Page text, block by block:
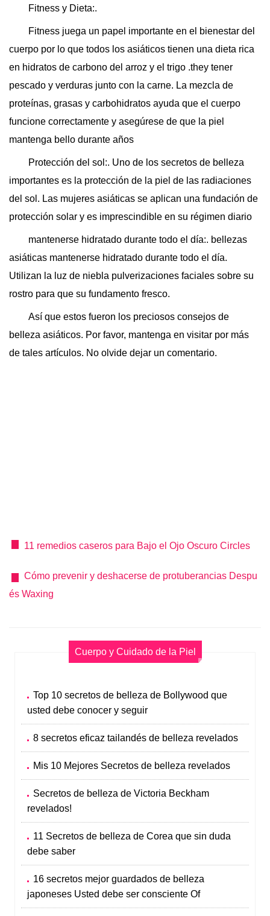
Fitness y Dieta:.
Fitness juega un papel importante en el bienestar del
cuerpo por lo que todos los asiáticos tienen una dieta rica
en hidratos de carbono del arroz y el trigo .they tener
pescado y verduras junto con la carne. La mezcla de
proteínas, grasas y carbohidratos ayuda que el cuerpo
funcione correctamente y asegúrese de que la piel
mantenga bello durante años
Protección del sol:. Uno de los secretos de belleza
importantes es la protección de la piel de las radiaciones
del sol. Las mujeres asiáticas se aplican una fundación de
protección solar y es imprescindible en su régimen diario
mantenerse hidratado durante todo el día:. bellezas
asiáticas mantenerse hidratado durante todo el día.
Utilizan la luz de niebla pulverizaciones faciales sobre su
rostro para que su fundamento fresco.
Así que estos fueron los preciosos consejos de
belleza asiáticos. Por favor, mantenga en visitar por más
de tales artículos. No olvide dejar un comentario.
11 remedios caseros para Bajo el Ojo Oscuro Circles
Cómo prevenir y deshacerse de protuberancias Despu
és Waxing
Cuerpo y Cuidado de la Piel
Top 10 secretos de belleza de Bollywood que
usted debe conocer y seguir
8 secretos eficaz tailandés de belleza revelados
Mis 10 Mejores Secretos de belleza revelados
Secretos de belleza de Victoria Beckham
revelados!
11 Secretos de belleza de Corea que sin duda
debe saber
16 secretos mejor guardados de belleza
japoneses Usted debe ser consciente Of